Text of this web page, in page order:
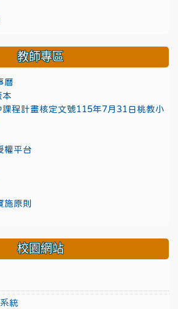
教師專區
曆
本
程計畫核定文號115年7月31日桃教小
權平台
原則
校園網站
統